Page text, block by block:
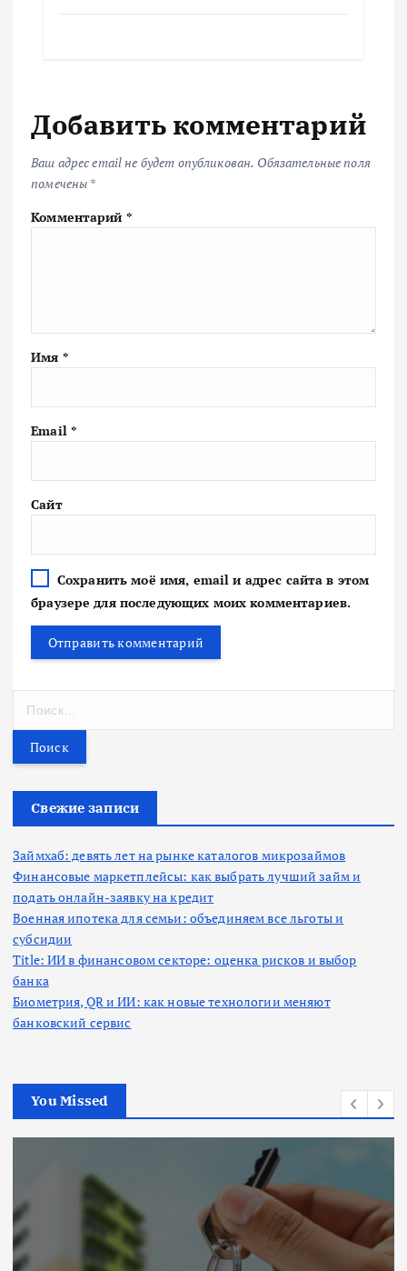
Добавить комментарий
Ваш адрес email не будет опубликован. Обязательные поля
помечены *
Комментарий *
Имя *
Email *
Сайт
Сохранить моё имя, email и адрес сайта в этом
браузере для последующих моих комментариев.
т
Свежие записи
Займхаб: девять лет на рынке каталогов микрозаймов
Финансовые маркетплейсы: как выбрать лучший займ и
подать онлайн-заявку на кредит
Военная ипотека для семьи: объединяем все льготы и
субсидии
Title: ИИ в финансовом секторе: оценка рисков и выбор
банка
Биометрия, QR и ИИ: как новые технологии меняют
банковский сервис
You Missed